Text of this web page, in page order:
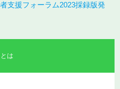
支援フォーラム2023採録版発
は